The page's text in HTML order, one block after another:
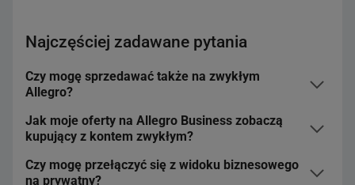
Najczęściej zadawane pytania
Czy mogę sprzedawać także na zwykłym
Allegro?
Twoje oferty będą widoczne zarówno w Allegro
Business, jak i w zwykłej wersji serwisu.
biznesowi będą mogli skorzystać z dodatkowych opcji, na
przykład rabatów kwotowych. Wszyscy pozostali zrobią
Jak moje oferty na Allegro Business zobaczą
kupujący z kontem zwykłym?
Kupujący z kontem zwykłym będą mogli przeglądać
Czy mogę przełączyć się z widoku biznesowego
na prywatny?